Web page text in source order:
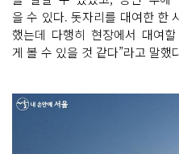
을 수 있다. 돗자리를 대여한 한
했는데 다행히 현장에서 대여
게 볼 수 있을 것 같다”라고 말했